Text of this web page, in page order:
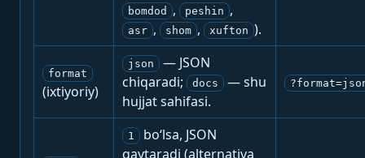
bomdod , peshin ,
asr , shom , xufton ).
format
(ixtiyoriy)
json
— JSON
chiqaradi;
docs
— shu
hujjat sahifasi.
1
bo‘lsa, JSON
qaytaradi (alternativa